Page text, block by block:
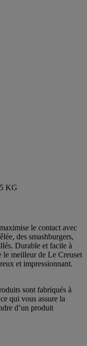
KG
le contact avec
des smashburgers,
Durable et facile à
le meilleur de Le Creuset
et impressionnant.
sont fabriqués à
qui vous assure la
d’un produit